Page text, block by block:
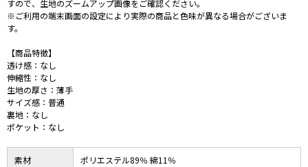
すので、生地のズームアップ画像をご確認ください。
※ご利用の端末画面の設定により実際の商品と色味が異なる場合がございま
す。
【商品特徴】
透け感：なし
伸縮性：なし
生地の厚さ：薄手
サイズ感：普通
裏地：なし
ポケット：なし
素材 ポリエステル89％ 綿11％